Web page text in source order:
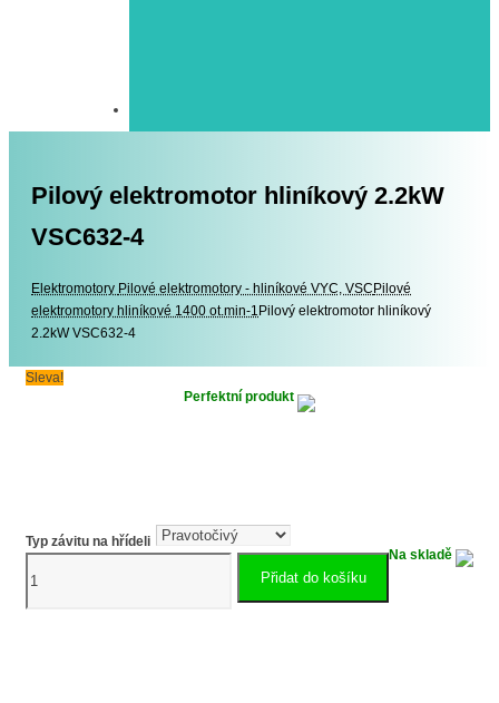
Pilový elektromotor hliníkový 2.2kW
VSC632-4
Elektromotory Elektromotory
Pilové elektromotory - hliníkové VYC, VSC Pilové
elektromotory hliníkové 1400 ot.min-1 Pilový elektromotor hliníkový
2.2kW VSC632-4
Sleva!
Perfektní produkt
Typ závitu na hřídeli
Na skladě
elektromotor
hliníkový
Přidat do košíku